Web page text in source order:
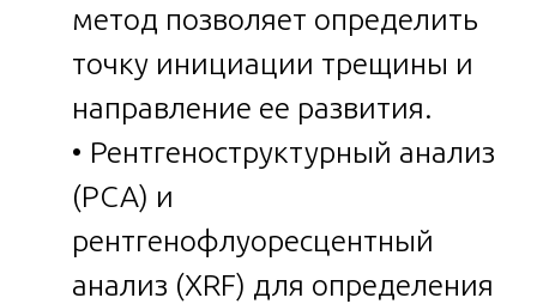
метод позволяет определить
точку инициации трещины и
направление ее развития.
• Рентгеноструктурный анализ
(РСА) и
рентгенофлуоресцентный
анализ (XRF) для определения